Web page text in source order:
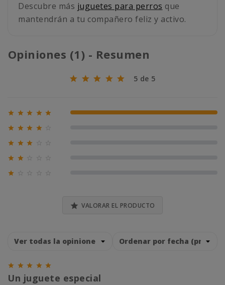
Descubre más juguetes para perros que
mantendrán a tu compañero feliz y activo.
Opiniones (1) - Resumen
5 de 5
     100% (1)
   
  
 

 VALORAR EL PRODUCTO
    
Un juguete especial